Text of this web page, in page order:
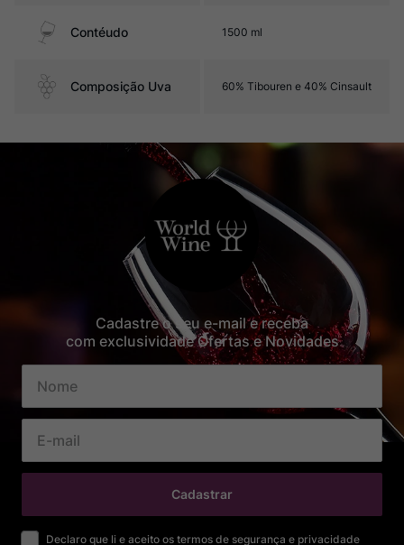
Contéudo 1500 ml
Composição Uva 60% Tibouren e 40% Cinsault
Cadastre o seu e-mail e receba
com exclusividade Ofertas e Novidades
Cadastrar
Declaro que li e aceito os termos de segurança e privacidade